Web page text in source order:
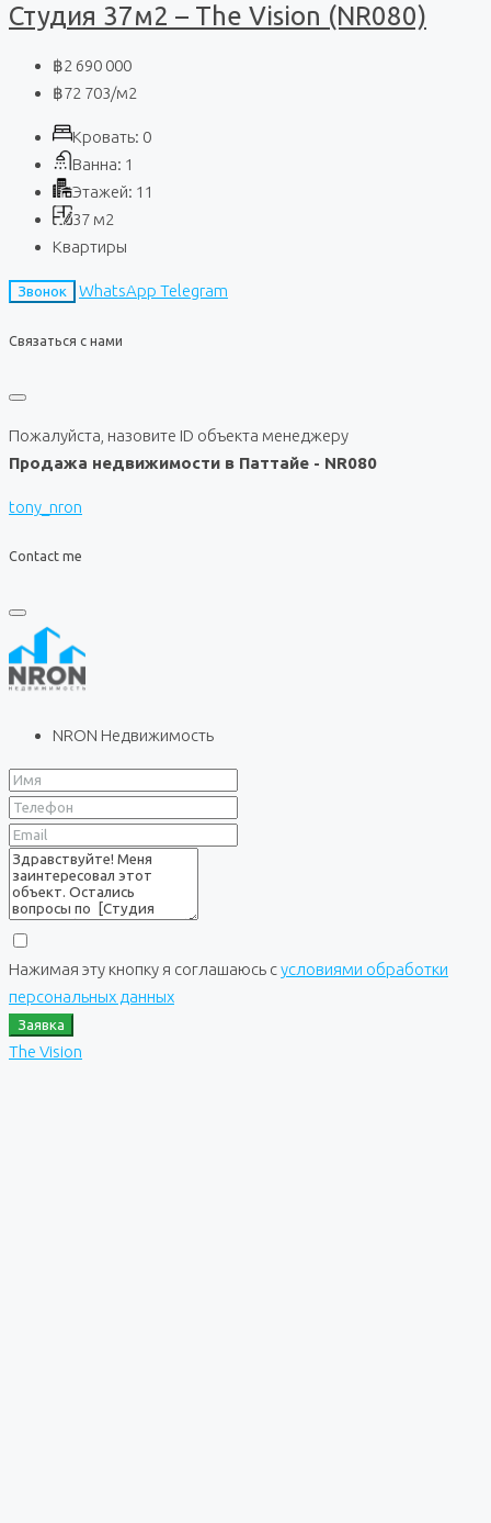
Студия 37м2 – The Vision (NR080)
฿2 690 000
฿72 703/м2
Кровать: 0
Ванна: 1
Этажей: 11
37 м2
Квартиры
Звонок WhatsApp Telegram
Связаться с нами
Пожалуйста, назовите ID объекта менеджеру
Продажа недвижимости в Паттайе - NR080
tony_nron
Contact me
NRON Недвижимость
Нажимая эту кнопку я соглашаюсь сусловиями обработки
персональных данных
Заявка
The Vision